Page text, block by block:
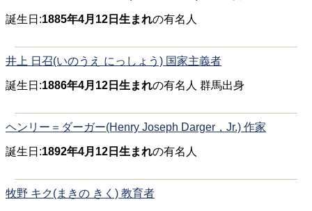
誕生日:1885年4月12日生まれの有名人
井上 日召(いのうえ にっしょう) 国家主義者
誕生日:1886年4月12日生まれの有名人 群馬出身
ヘンリー＝ダーガー(Henry Joseph Darger，Jr.) 作家
誕生日:1892年4月12日生まれの有名人
牧野 キク(まきの きく) 教育者